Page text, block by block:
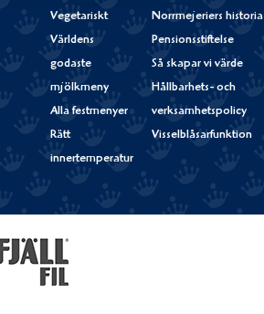
Vegetariskt
Världens
godaste
mjölkmeny
Alla festmenyer
Rätt
innertemperatur
Norrmejeriers historia
Pensionsstiftelse
Så skapar vi värde
Hållbarhets- och
verksamhetspolicy
Visselblåsarfunktion
Fjällfil